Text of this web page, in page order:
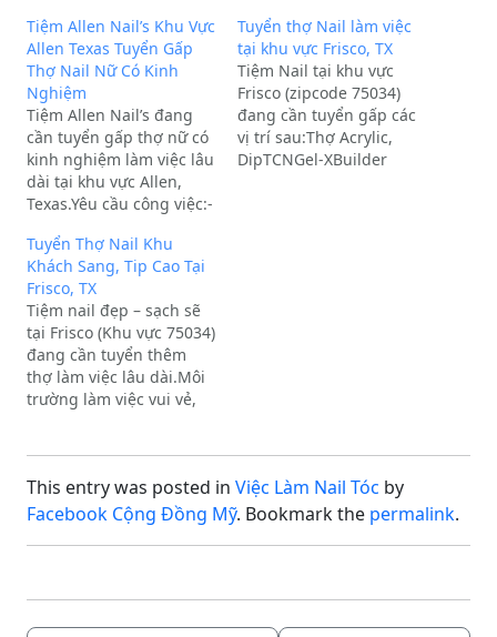
Tiệm Allen Nail’s Khu Vực
Allen Texas Tuyển Gấp
Thợ Nail Nữ Có Kinh
Nghiệm
Tiệm Allen Nail’s đang
cần tuyển gấp thợ nữ có
kinh nghiệm làm việc lâu
dài tại khu vực Allen,
Texas.Yêu cầu công việc:-
Gel Builder.- Tay chân
nước, Shellac.- Làm việc
Full-time hoặc Part-time
(Chủ Nhật).Quyền lợi:-
Tiệm đẹp, giá dịch vụ
cao.-…
Tuyển thợ Nail làm việc
tại khu vực Frisco, TX
Tiệm Nail tại khu vực
Frisco (zipcode 75034)
đang cần tuyển gấp các
vị trí sau:Thợ Acrylic,
DipTCNGel-XBuilder
Tuyển Thợ Nail Khu
Khách Sang, Tip Cao Tại
Frisco, TX
Tiệm nail đẹp – sạch sẽ
tại Frisco (Khu vực 75034)
đang cần tuyển thêm
thợ làm việc lâu dài.Môi
trường làm việc vui vẻ,
lương hoặc ăn chia tùy
theo tay nghề.Chủ dễ
This entry was posted in Việc Làm Nail Tóc by
Facebook Cộng Đồng Mỹ. Bookmark the permalink.